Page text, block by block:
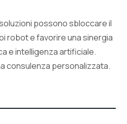
possono sbloccare il
robot e favorire una sinergia
e intelligenza artificiale.
consulenza personalizzata.